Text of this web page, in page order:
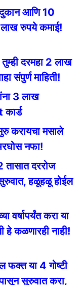
आणि 10
लाख रुपये कमाई!
दरमहा 2 लाख
संपुर्ण माहिती!
3 लाख
करायचा मसाले
नफा!
दररोज
हळूहळू होईल
करा या
हे कळणारही नाही!
या 4 गोष्टी
सुरुवात करा,